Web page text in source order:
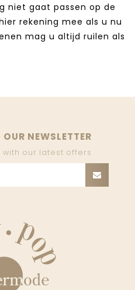
niet gaat passen op de
rekening mee als u nu
mag u altijd ruilen als
NEWSLETTER
our latest offers